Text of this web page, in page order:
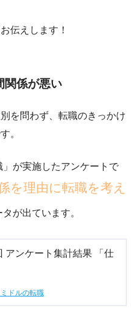
伝えします！
関係が悪い
を問わず、転職のきっかけ
。
が実施したアンケートで
を理由に転職を考え
が出ています。
ドルの転職